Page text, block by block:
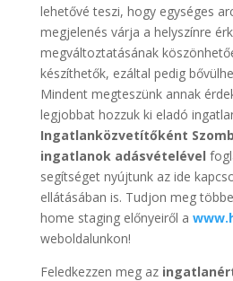
lehetővé teszi, hogy egységes
megjelenés várja a helyszínre
megváltoztatásának
készíthetők, ezáltal pedig
Mindent megteszünk annak
legjobbat hozzuk ki eladó
Ingatlanközvetítőként
ingatlanok adásvételével
segítséget nyújtunk az ide
ellátásában is. Tudjon meg
home staging előnyeiről a
weboldalunkon!
Feledkezzen meg az